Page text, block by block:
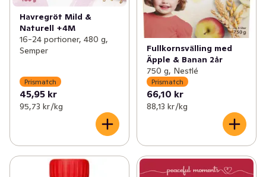
Havregröt Mild &
Naturell +4M
16-24 portioner, 480 g,
Semper
Prismatch
45,95 kr
95,73 kr /kg
Fullkornsvälling med
Äpple & Banan 2år
750 g, Nestlé
Prismatch
66,10 kr
88,13 kr /kg